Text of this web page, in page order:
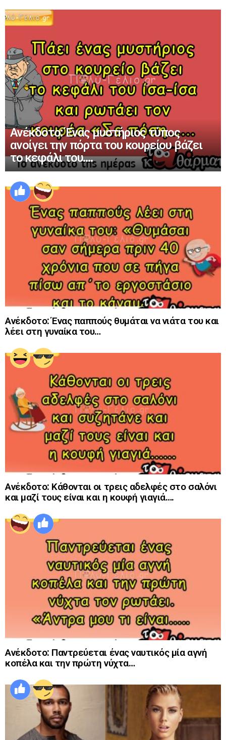
Ανέκδοτο: Ένας μυστήριος τύπος
ανοίγει την πόρτα του κουρείου βάζει
το κεφάλι του….
Ανέκδοτο: Ένας παππούς θυμάται να νιάτα του και
λέει στη γυναίκα του…
Ανέκδοτο: Κάθονται οι τρεις αδελφές στο σαλόνι
και μαζί τους είναι και η κουφή γιαγιά….
Ανέκδοτο: Παντρεύεται ένας ναυτικός μία αγνή
κοπέλα και την πρώτη νύχτα…